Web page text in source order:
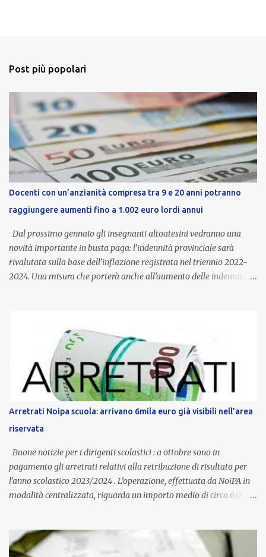
Post più popolari
Docenti con un’anzianità compresa tra 9 e 20 anni potranno
raggiungere aumenti fino a 1.002 euro lordi annui
Dal prossimo gennaio gli insegnanti altoatesini vedranno una
novità importante in busta paga: l’indennità provinciale sarà
rivalutata sulla base dell’inflazione registrata nel triennio 2022-
2024. Una misura che porterà anche all’aumento delle indennità di
dedicato alle donne vittime di violenza di genere, in linea con la
normativa nazionale e con l’obiettivo di offrire maggiore tutela e
supporto in situazioni delicate. L’indennità provinciale per i docenti
è un unicum in Italia: si tratta di una misura esclusiva della
Provincia autonoma di Bolzano, che integra in maniera stabile lo
stipendio nazionale grazie alle prerogative garantite
dall’autonomia locale. Non è un bonus temporaneo né un
compenso accessorio, ma una voce strutturale di retribuzione,
aggiornata periodicamente in base al cost...
Arretrati Noipa scuola: arrivano 6mila euro già visibili nell’area
riservata
Buone notizie per i dirigenti scolastici : a ottobre sono in
pagamento gli arretrati relativi alla retribuzione di risultato per
l’anno scolastico 2023/2024 . L’operazione, effettuata da NoiPA in
modalità centralizzata, riguarda un importo medio di circa 6.000
ordinaria di ottobre . Cos’è la retribuzione di risultato La
retribuzione di risultato rappresenta la parte variabile dello